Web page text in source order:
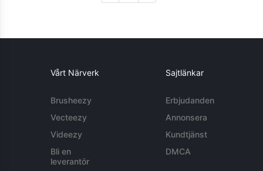
Vårt Närverk
Brusheezy
Vecteezy
Videezy
Bli en
leverantör
Sajtlänkar
Erbjudanden
Annonsera
Kundtjänst
DMCA